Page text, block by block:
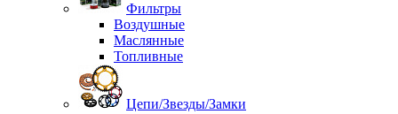
Фильтры
Воздушные
Маслянные
Топливные
Цепи/Звезды/Замки